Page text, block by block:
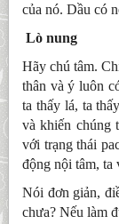
của nó. Dầu có
Lò nung
Hãy chú tâm.
thân và ý luôn
ta thấy lá, ta
và khiến chúng
với trạng thái
động nội tâm, ta
Nói đơn giản,
chưa? Nếu làm